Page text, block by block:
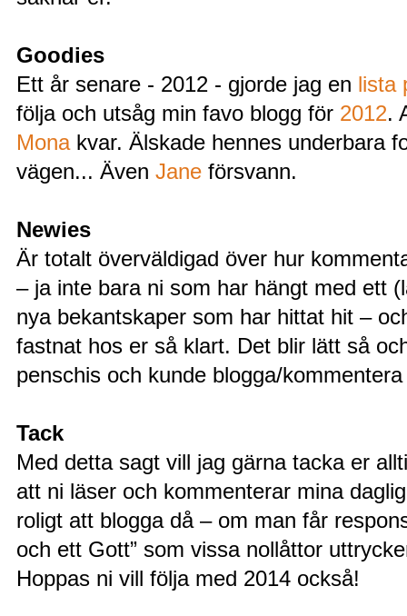
Goodies
Ett år senare - 2012 - gjorde jag en lista
följa och utsåg min favo blogg för 2012.
Monakvar. Älskade hennes underbara
vägen... Även Jane försvann.
Newies
Är totalt överväldigad över hur
– ja inte bara ni som har hängt med ett
nya bekantskaper som har hittat hit –
fastnat hos er så klart. Det blir lätt så
penschis och kunde blogga/
Tack
Med detta sagt vill jag gärna tacka er
att ni läser och kommenterar mina
roligt att blogga då – om man får
och ett Gott” som vissa nollåttor
Hoppas ni vill följa med 2014 också!